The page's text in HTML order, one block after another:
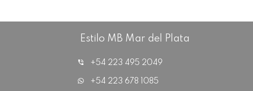
Estilo MB Mar del Plata
+54 223 495 2049
+54 223 678 1085